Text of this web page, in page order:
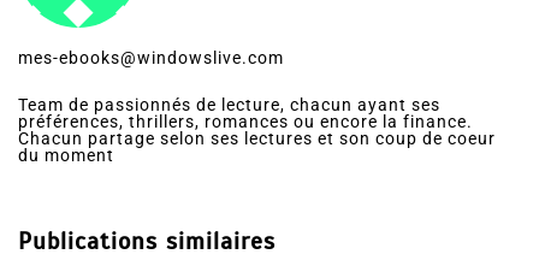
mes-ebooks@windowslive.com
Team de passionnés de lecture, chacun ayant ses
préférences, thrillers, romances ou encore la finance.
Chacun partage selon ses lectures et son coup de coeur
du moment
Publications similaires